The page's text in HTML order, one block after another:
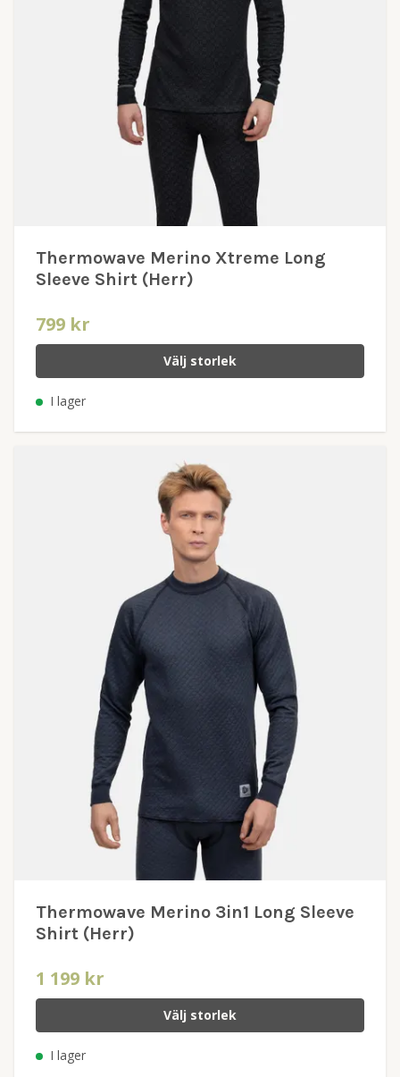
Thermowave Merino Xtreme Long
Sleeve Shirt (Herr)
799 kr
Välj storlek
I lager
Thermowave Merino 3in1 Long Sleeve
Shirt (Herr)
1 199 kr
Välj storlek
I lager